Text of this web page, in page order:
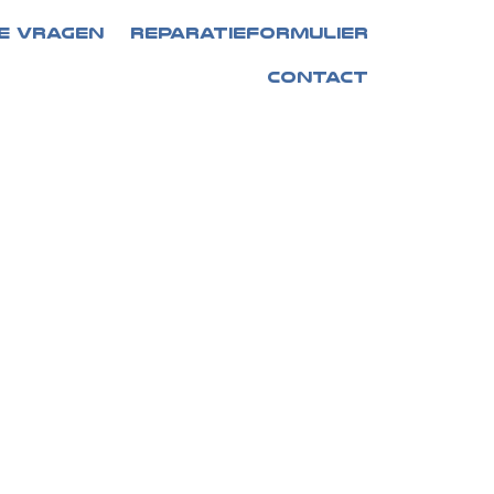
VRAGEN REPARATIEFORMULIER
CONTACT